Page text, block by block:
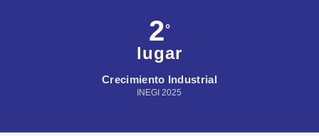
2°
lugar
Crecimiento Industrial
INEGI 2025